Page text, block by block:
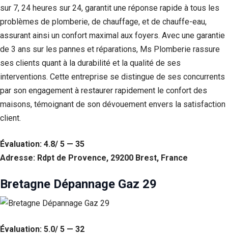
sur 7, 24 heures sur 24, garantit une réponse rapide à tous les
problèmes de plomberie, de chauffage, et de chauffe-eau,
assurant ainsi un confort maximal aux foyers. Avec une garantie
de 3 ans sur les pannes et réparations, Ms Plomberie rassure
ses clients quant à la durabilité et la qualité de ses
interventions. Cette entreprise se distingue de ses concurrents
par son engagement à restaurer rapidement le confort des
maisons, témoignant de son dévouement envers la satisfaction
client.
Évaluation: 4.8/ 5 — 35
Adresse: Rdpt de Provence, 29200 Brest, France
Bretagne Dépannage Gaz 29
Évaluation: 5.0/ 5 — 32